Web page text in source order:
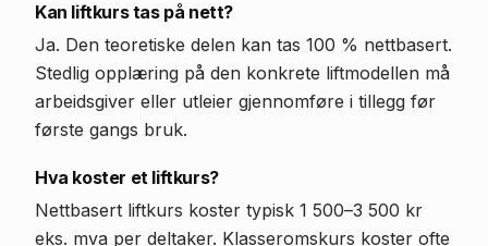
Kan liftkurs tas på nett?
Ja. Den teoretiske delen kan tas 100 % nettbasert.
Stedlig opplæring på den konkrete liftmodellen må
arbeidsgiver eller utleier gjennomføre i tillegg før
første gangs bruk.
Hva koster et liftkurs?
Nettbasert liftkurs koster typisk 1 500–3 500 kr
eks. mva per deltaker. Klasseromskurs koster ofte